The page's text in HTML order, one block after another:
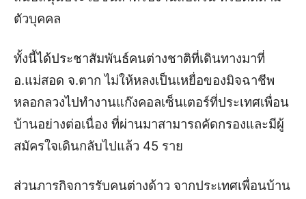
ตัวบุคคล
ทั้งนี้ได้ประชาสัมพันธ์คนต่างชาติที่เดินทางมาที่
อ.แม่สอด จ.ตาก ไม่ให้หลงเป็นเหยื่อของมิจฉาชีพ
หลอกลวงไปทำงานแก๊งคอลเซ็นเตอร์ที่ประเทศเพื่อน
บ้านอย่างต่อเนื่อง ที่ผ่านมาสามารถคัดกรองและมีผู้
สมัครใจเดินกลับไปแล้ว 45 ราย
ส่วนภารกิจการรับคนต่างด้าว จากประเทศเพื่อนบ้าน